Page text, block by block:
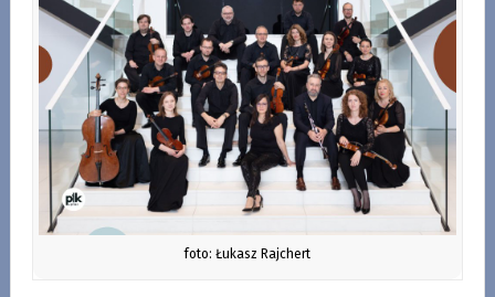
foto: Łukasz Rajchert